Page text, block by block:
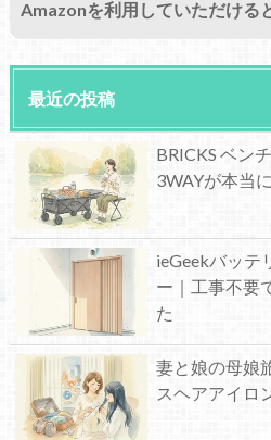
Amazonを利用していただける
最近の投稿
BRICKS ベン
3WAYが本当
ieGeekバッテ
ー｜工事不要
た
妻と娘の母娘
スヘアアイロ